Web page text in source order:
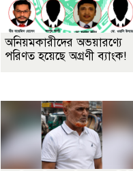
অনিয়মকারীদের অভয়ারণ্যে
পরিণত হয়েছে অগ্রণী ব্যাংক!